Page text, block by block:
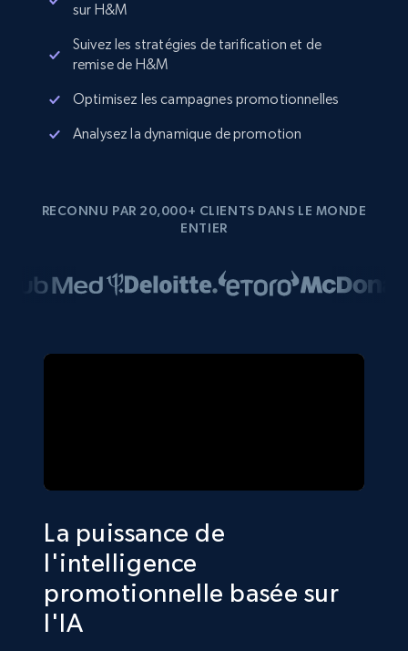
sur H&M
Suivez les stratégies de tarification et de
remise de H&M
Optimisez les campagnes promotionnelles
Analysez la dynamique de promotion
RECONNU PAR 20,000+ CLIENTS DANS LE MONDE
ENTIER
La puissance de
l'intelligence
promotionnelle basée sur
l'IA